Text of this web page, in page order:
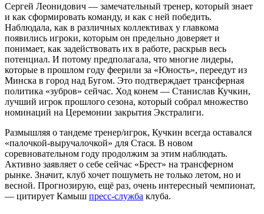
Сергей Леонидович — замечательный тренер, который знает
и как сформировать команду, и как с ней победить.
Наблюдала, как в различных коллективах у главкома
появились игроки, которым он предельно доверяет и
понимает, как задействовать их в работе, раскрыв весь
потенциал. И потому предполагала, что многие лидеры,
которые в прошлом году феерили за «Юность», переедут из
Минска в город над Бугом. Это подтверждает трансферная
политика «зубров» сейчас. Ход конем — Станислав Кучкин,
лучший игрок прошлого сезона, который собрал множество
номинаций на Церемонии закрытия Экстралиги.
Размышляя о тандеме тренер/игрок, Кучкин всегда оставался
«палочкой-выручалочкой» для Стася. В новом
соревновательном году продолжим за этим наблюдать.
Активно заявляет о себе сейчас «Брест» на трансферном
рынке. Значит, клуб хочет пошуметь не только летом, но и
весной. Прогнозирую, ещё раз, очень интересный чемпионат,
— цитирует Камыш пресс-служба клуба.